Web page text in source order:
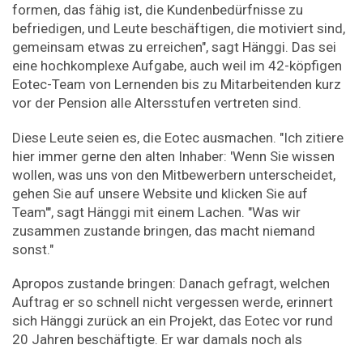
formen, das fähig ist, die Kundenbedürfnisse zu
befriedigen, und Leute beschäftigen, die motiviert sind,
gemeinsam etwas zu erreichen", sagt Hänggi. Das sei
eine hochkomplexe Aufgabe, auch weil im 42-köpfigen
Eotec-Team von Lernenden bis zu Mitarbeitenden kurz
vor der Pension alle Altersstufen vertreten sind.
Diese Leute seien es, die Eotec ausmachen. "Ich zitiere
hier immer gerne den alten Inhaber: 'Wenn Sie wissen
wollen, was uns von den Mitbewerbern unterscheidet,
gehen Sie auf unsere Website und klicken Sie auf
Team'", sagt Hänggi mit einem Lachen. "Was wir
zusammen zustande bringen, das macht niemand
sonst."
Apropos zustande bringen: Danach gefragt, welchen
Auftrag er so schnell nicht vergessen werde, erinnert
sich Hänggi zurück an ein Projekt, das Eotec vor rund
20 Jahren beschäftigte. Er war damals noch als